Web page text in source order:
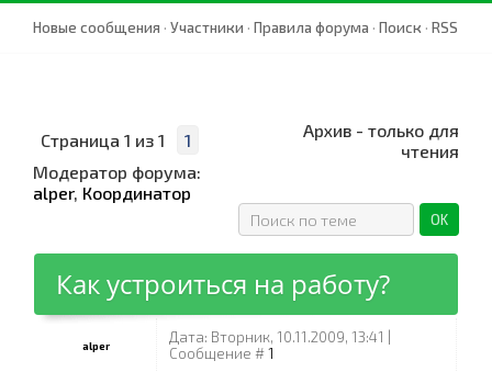
Новые сообщения · Участники · Правила форума · Поиск · RSS
Страница 1 из 1 1
Архив - только для
чтения
Модератор форума:
alper, Координатор
Как устроиться на работу?
alper
Дата: Вторник, 10.11.2009, 13:41 |
Сообщение #1